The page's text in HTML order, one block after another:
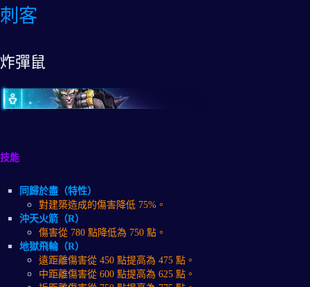
刺客
炸彈鼠
技能
同歸於盡（特性）
對建築造成的傷害降低 75%。
沖天火箭（R）
傷害從 780 點降低為 750 點。
地獄飛輪（R）
遠距離傷害從 450 點提高為 475 點。
中距離傷害從 600 點提高為 625 點。